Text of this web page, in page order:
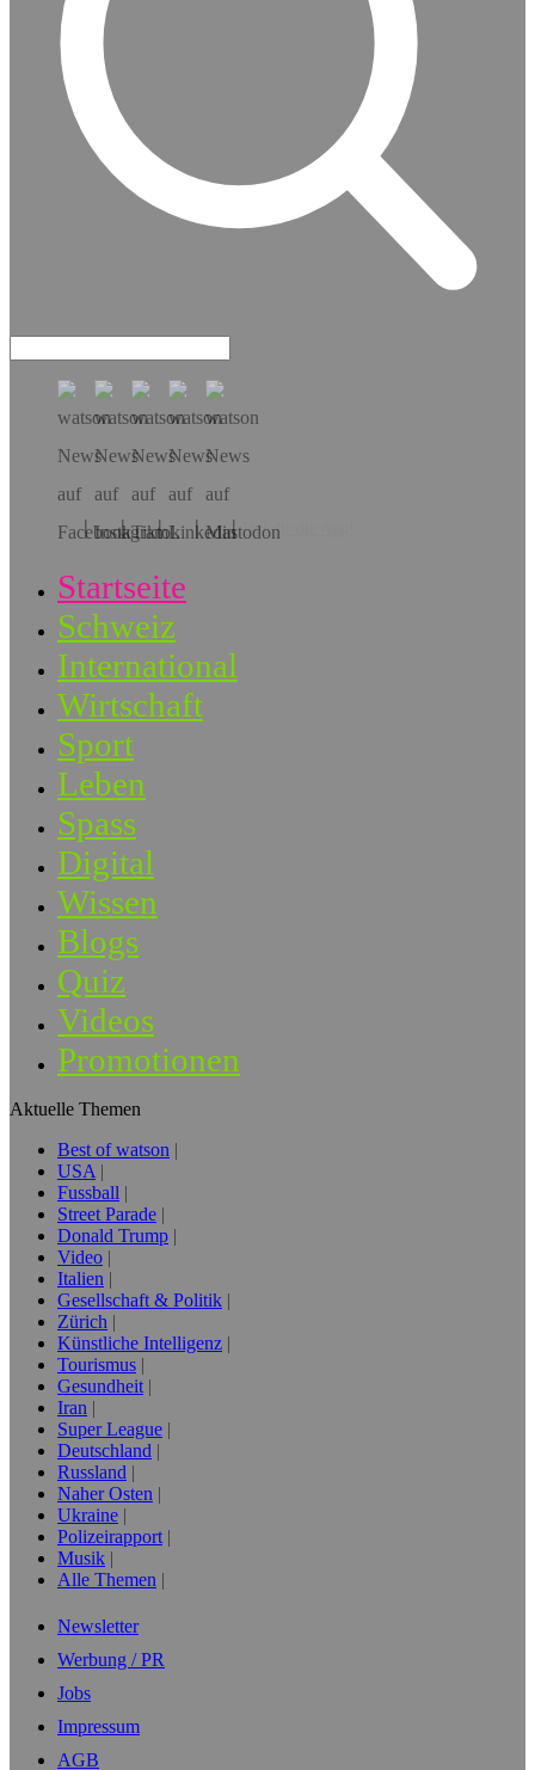
Hol dir die App!
Startseite
Schweiz
International
Wirtschaft
Sport
Leben
Spass
Digital
Wissen
Blogs
Quiz
Videos
Promotionen
Aktuelle Themen
Best of watson
USA
Fussball
Street Parade
Donald Trump
Video
Italien
Gesellschaft & Politik
Zürich
Künstliche Intelligenz
Tourismus
Gesundheit
Iran
Super League
Deutschland
Russland
Naher Osten
Ukraine
Polizeirapport
Musik
Alle Themen
Newsletter
Werbung / PR
Jobs
Impressum
AGB